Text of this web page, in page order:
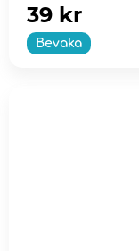
Bevaka
39 kr